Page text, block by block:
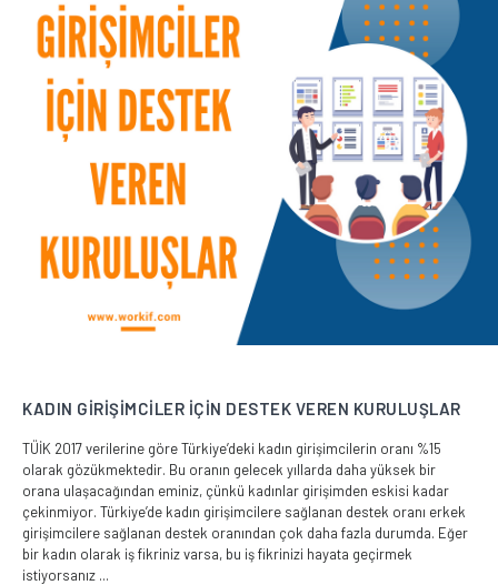
KADIN GİRİŞİMCİLER İÇİN DESTEK VEREN KURULUŞLAR
TÜİK 2017 verilerine göre Türkiye’deki kadın girişimcilerin oranı %15
olarak gözükmektedir. Bu oranın gelecek yıllarda daha yüksek bir
orana ulaşacağından eminiz, çünkü kadınlar girişimden eskisi kadar
çekinmiyor. Türkiye’de kadın girişimcilere sağlanan destek oranı erkek
girişimcilere sağlanan destek oranından çok daha fazla durumda. Eğer
bir kadın olarak iş fikriniz varsa, bu iş fikrinizi hayata geçirmek
istiyorsanız ...